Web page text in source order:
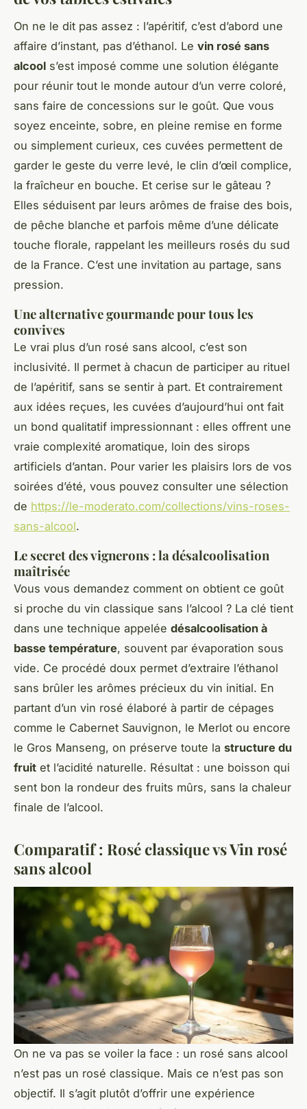
On ne le dit pas assez : l’apéritif, c’est d’abord une
affaire d’instant, pas d’éthanol. Le vin rosé sans
alcool s’est imposé comme une solution élégante
pour réunir tout le monde autour d’un verre coloré,
sans faire de concessions sur le goût. Que vous
soyez enceinte, sobre, en pleine remise en forme
ou simplement curieux, ces cuvées permettent de
garder le geste du verre levé, le clin d’œil complice,
la fraîcheur en bouche. Et cerise sur le gâteau ?
Elles séduisent par leurs arômes de fraise des bois,
de pêche blanche et parfois même d’une délicate
touche florale, rappelant les meilleurs rosés du sud
de la France. C’est une invitation au partage, sans
pression.
Une alternative gourmande pour tous les
convives
Le vrai plus d’un rosé sans alcool, c’est son
inclusivité. Il permet à chacun de participer au rituel
de l’apéritif, sans se sentir à part. Et contrairement
aux idées reçues, les cuvées d’aujourd’hui ont fait
un bond qualitatif impressionnant : elles offrent une
vraie complexité aromatique, loin des sirops
artificiels d’antan. Pour varier les plaisirs lors de vos
soirées d’été, vous pouvez consulter une sélection
de https://le-moderato.com/collections/vins-roses-
sans-alcool.
Le secret des vignerons : la désalcoolisation
maîtrisée
Vous vous demandez comment on obtient ce goût
si proche du vin classique sans l’alcool ? La clé tient
dans une technique appelée désalcoolisation à
basse température, souvent par évaporation sous
vide. Ce procédé doux permet d’extraire l’éthanol
sans brûler les arômes précieux du vin initial. En
partant d’un vin rosé élaboré à partir de cépages
comme le Cabernet Sauvignon, le Merlot ou encore
le Gros Manseng, on préserve toute la structure du
fruit et l’acidité naturelle. Résultat : une boisson qui
sent bon la rondeur des fruits mûrs, sans la chaleur
finale de l’alcool.
Comparatif : Rosé classique vs Vin rosé
sans alcool
On ne va pas se voiler la face : un rosé sans alcool
n’est pas un rosé classique. Mais ce n’est pas son
objectif. Il s’agit plutôt d’offrir une expérience